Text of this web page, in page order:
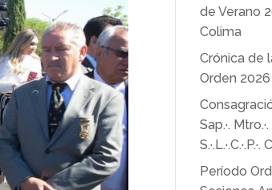
de Verano
Colima
Crónica de
Orden
Sap.·.
Período